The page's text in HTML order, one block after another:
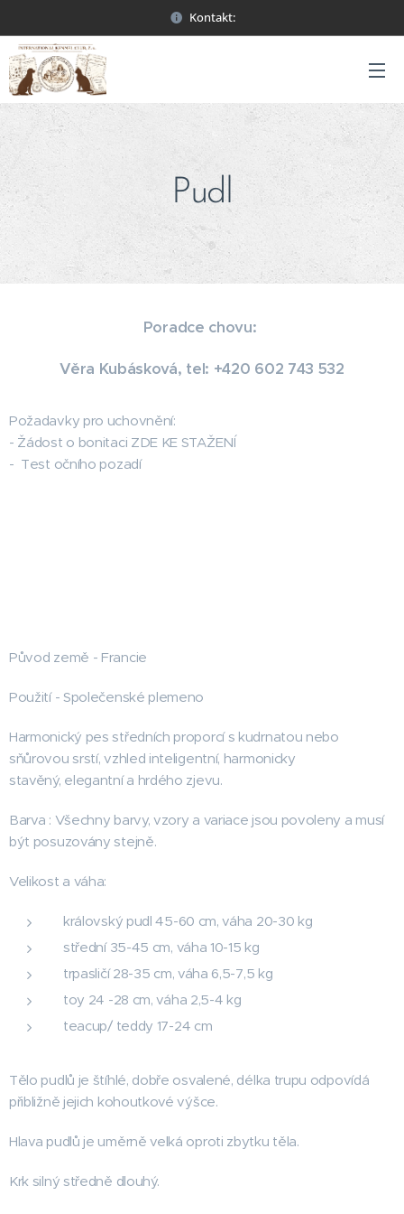
Kontakt:
Pudl
Poradce chovu:
Věra Kubásková, tel: +420 602 743 532
Požadavky pro uchovnění:
- Žádost o bonitaci ZDE KE STAŽENÍ
- Test očního pozadí
Původ země - Francie
Použití - Společenské plemeno
Harmonický pes středních proporcí s kudrnatou nebo
sňůrovou srstí, vzhled inteligentní, harmonicky
stavěný, elegantní a hrdého zjevu.
Barva : Všechny barvy, vzory a variace jsou povoleny a musí
být posuzovány stejně.
Velikost a váha:
královský pudl 45-60 cm, váha 20-30 kg
střední 35-45 cm, váha 10-15 kg
trpasličí 28-35 cm, váha 6,5-7,5 kg
toy 24 -28 cm, váha 2,5-4 kg
teacup/ teddy 17-24 cm
Tělo pudlů je štíhlé, dobře osvalené, délka trupu odpovídá
přibližně jejich kohoutkové výšce.
Hlava pudlů je uměrně velká oproti zbytku těla.
Krk silný středně dlouhý.